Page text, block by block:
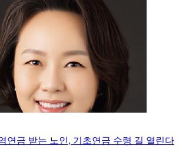
연금 받는 노인, 기초연금 수령 길 열린다